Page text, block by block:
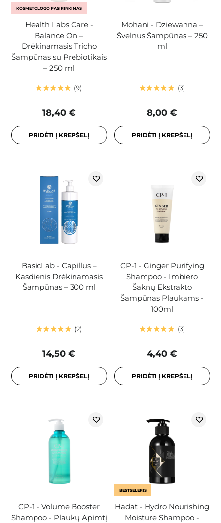
KOSMETOLOGO PASIRINKIMAS
Health Labs Care -
Balance On –
Drėkinamasis Tricho
Šampūnas su Prebiotikais
– 250 ml
9
18,40 €
PRIDĖTI Į KREPŠELĮ
Mohani - Dziewanna –
Švelnus Šampūnas – 250
ml
3
8,00 €
PRIDĖTI Į KREPŠELĮ
BasicLab - Capillus –
Kasdienis Drėkinamasis
Šampūnas – 300 ml
2
14,50 €
PRIDĖTI Į KREPŠELĮ
CP-1 - Ginger Purifying
Shampoo - Imbiero
Šaknų Ekstrakto
Šampūnas Plaukams -
100ml
3
4,40 €
PRIDĖTI Į KREPŠELĮ
CP-1 - Volume Booster
Shampoo - Plaukų Apimtį
BESTSELERIS
Hadat - Hydro Nourishing
Moisture Shampoo -